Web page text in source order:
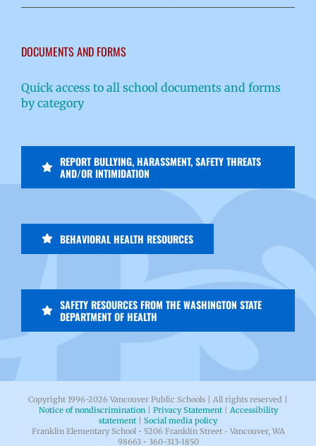
DOCUMENTS AND FORMS
Quick access to all school documents and forms
by category
REPORT BULLYING, HARASSMENT, SAFETY THREATS
AND/OR INTIMIDATION
BEHAVIORAL HEALTH RESOURCES
SAFETY RESOURCES FROM THE WASHINGTON STATE
DEPARTMENT OF HEALTH
Copyright 1996-2026 Vancouver Public Schools | All rights reserved |
Notice of nondiscrimination| Privacy Statement| Accessibility
statement | Social media policy
Franklin Elementary School • 5206 Franklin Street • Vancouver, WA
98663 • 360-313-1850